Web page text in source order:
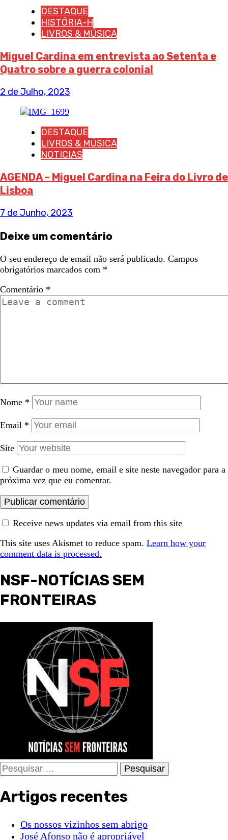
DESTAQUE
HISTÓRIA-H
LIVROS & MÚSICA
Miguel Cardina em entrevista ao Setenta e
Quatro sobre a guerra colonial
2 de Julho, 2023
DESTAQUE
LIVROS & MÚSICA
NOTICIAS
AGENDA – Miguel Cardina na Feira do Livro de
Lisboa
7 de Junho, 2023
Deixe um comentário
O seu endereço de email não será publicado. Campos
obrigatórios marcados com *
Comentário *
Nome *
Email *
Site
Guardar o meu nome, email e site neste navegador para a
próxima vez que eu comentar.
Receive news updates via email from this site
This site uses Akismet to reduce spam. Learn how your
comment data is processed.
NSF-NOTÍCIAS SEM
FRONTEIRAS
Pesquisar
por:
Artigos recentes
Os nossos vizinhos sem abrigo
José Afonso não é apropriável